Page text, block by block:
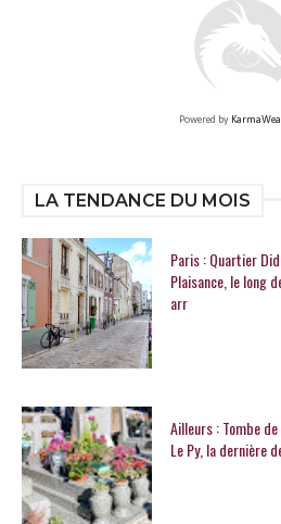
Powered by
LA TENDANCE DU MOIS
Paris : Quartier
Plaisance, le long
arr
Ailleurs : Tombe
Le Py, la dernière